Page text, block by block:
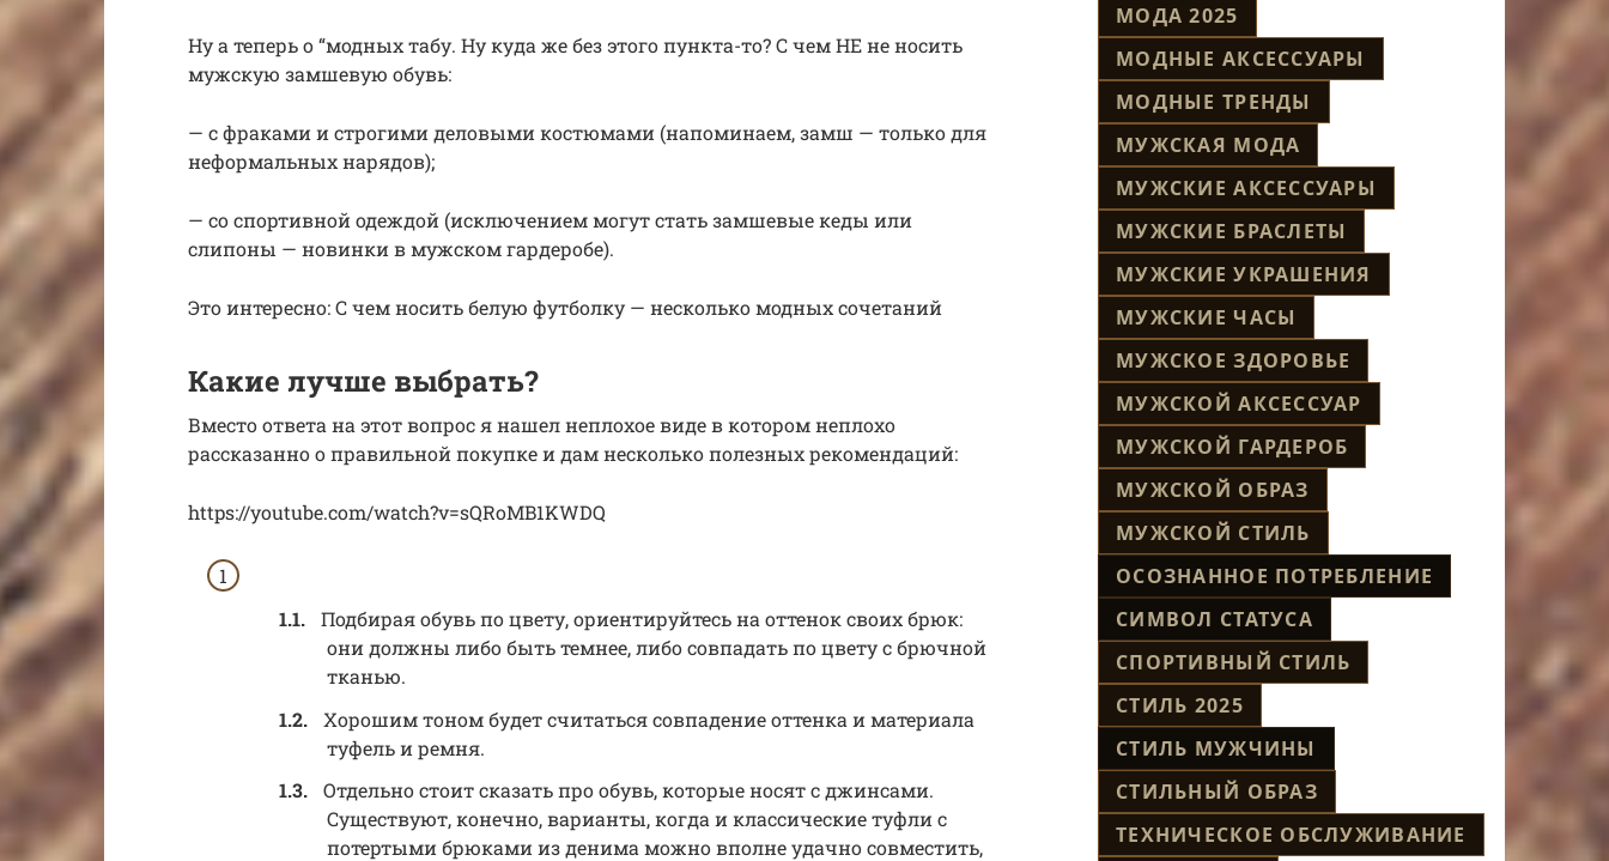
Ну а теперь о “модных табу. Ну куда же без этого пункта-то? С чем НЕ не носить
мужскую замшевую обувь:
— с фраками и строгими деловыми костюмами (напоминаем, замш — только для
неформальных нарядов);
— со спортивной одеждой (исключением могут стать замшевые кеды или
слипоны — новинки в мужском гардеробе).
Это интересно: С чем носить белую футболку — несколько модных сочетаний
Какие лучше выбрать?
Вместо ответа на этот вопрос я нашел неплохое виде в котором неплохо
рассказанно о правильной покупке и дам несколько полезных рекомендаций:
https://youtube.com/watch?v=sQRoMB1KWDQ
Подбирая обувь по цвету, ориентируйтесь на оттенок своих брюк:
они должны либо быть темнее, либо совпадать по цвету с брючной
тканью.
Хорошим тоном будет считаться совпадение оттенка и материала
туфель и ремня.
Отдельно стоит сказать про обувь, которые носят с джинсами.
Существуют, конечно, варианты, когда и классические туфли с
потертыми брюками из денима можно вполне удачно совместить,
МОДА 2025
МОДНЫЕ АКСЕССУАРЫ
МОДНЫЕ ТРЕНДЫ
МУЖСКАЯ МОДА
МУЖСКИЕ АКСЕССУАРЫ
МУЖСКИЕ БРАСЛЕТЫ
МУЖСКИЕ УКРАШЕНИЯ
МУЖСКИЕ ЧАСЫ
МУЖСКОЕ ЗДОРОВЬЕ
МУЖСКОЙ АКСЕССУАР
МУЖСКОЙ ГАРДЕРОБ
МУЖСКОЙ ОБРАЗ
МУЖСКОЙ СТИЛЬ
ОСОЗНАННОЕ ПОТРЕБЛЕНИЕ
СИМВОЛ СТАТУСА
СПОРТИВНЫЙ СТИЛЬ
СТИЛЬ 2025
СТИЛЬ МУЖЧИНЫ
СТИЛЬНЫЙ ОБРАЗ
ТЕХНИЧЕСКОЕ ОБСЛУЖИВАНИЕ